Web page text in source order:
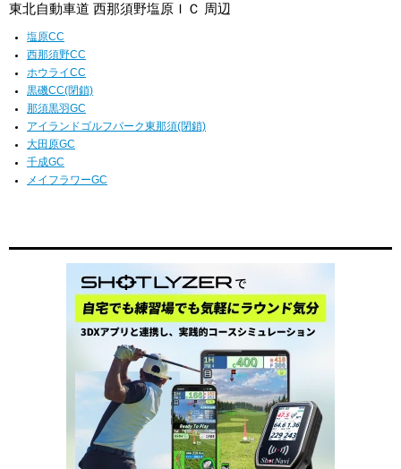
東北自動車道 西那須野塩原ＩＣ 周辺
塩原CC
西那須野CC
ホウライCC
黒磯CC(閉鎖)
那須黒羽GC
アイランドゴルフパーク東那須(閉鎖)
大田原GC
千成GC
メイフラワーGC